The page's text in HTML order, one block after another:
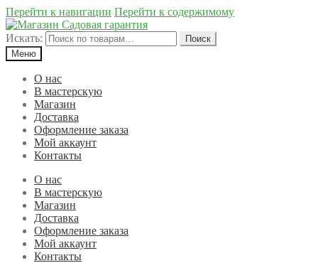
Перейти к навигации Перейти к содержимому
Искать:
Поиск
Меню
О нас
В мастерскую
Магазин
Доставка
Оформление заказа
Мой аккаунт
Контакты
О нас
В мастерскую
Магазин
Доставка
Оформление заказа
Мой аккаунт
Контакты